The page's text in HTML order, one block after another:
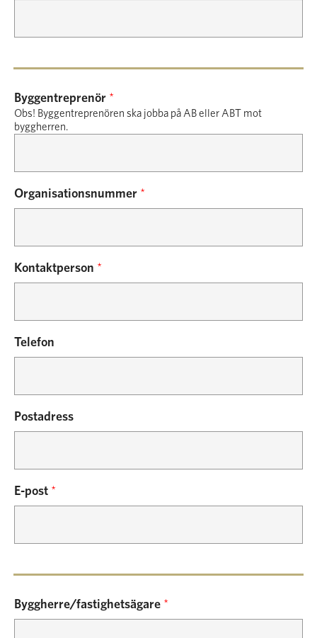
Byggentreprenör *
Obs! Byggentreprenören ska jobba på AB eller ABT mot
byggherren.
Organisationsnummer *
Kontaktperson *
Telefon
Postadress
E-post *
Byggherre/fastighetsägare *